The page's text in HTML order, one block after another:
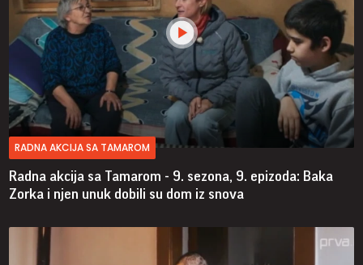
RADNA AKCIJA SA TAMAROM
Radna akcija sa Tamarom - 9. sezona, 9. epizoda: Baka
Zorka i njen unuk dobili su dom iz snova